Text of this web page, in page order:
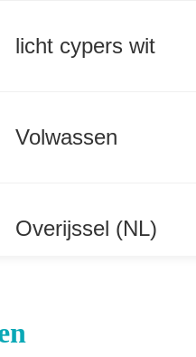
licht cypers wit
Volwassen
Overijssel (NL)